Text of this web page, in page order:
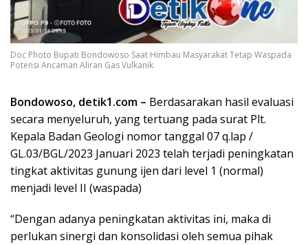
Doc Photo Bupati Bondowoso Saat Himbau Masyarakat Tetap Waspada
Potensi Ancaman Aliran Gas Vulkanik
Bondowoso, detik1.com – Berdasarakan hasil evaluasi
secara menyeluruh, yang tertuang pada surat Plt.
Kepala Badan Geologi nomor tanggal 07 q.lap /
GL.03/BGL/2023 Januari 2023 telah terjadi peningkatan
tingkat aktivitas gunung ijen dari level 1 (normal)
menjadi level II (waspada)
“Dengan adanya peningkatan aktivitas ini, maka di
perlukan sinergi dan konsolidasi oleh semua pihak